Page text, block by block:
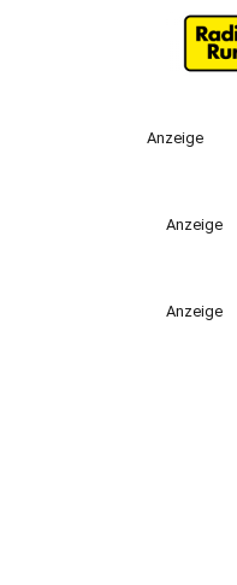
Anzeige
Anzeige
Anzeige